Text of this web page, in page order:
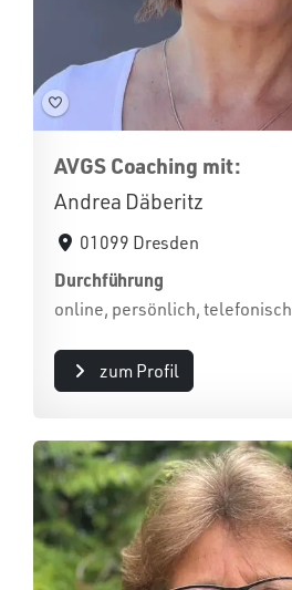
AVGS Coaching mit:
Andrea Däberitz
01099 Dresden
Durchführung
online, persönlich, telefonisch
zum Profil